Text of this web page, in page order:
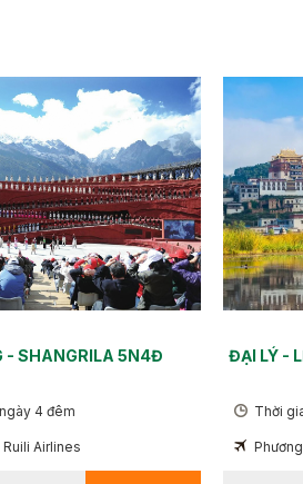
- SHANGRILA 5N4Đ
4 đêm
Airlines
ĐẠI LÝ -
Thời